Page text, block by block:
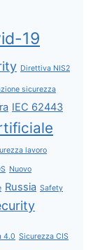
19
Direttiva NIS2
sicurezza
IEC 62443
lavoro
Nuovo
Russia Safety
4.0 Sicurezza CIS